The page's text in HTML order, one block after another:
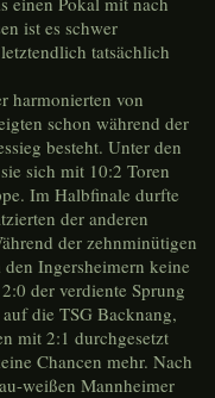
ist es schwer
tatsächlich
harmonierten von
schon während der
besteht. Unter den
sich mit 10:2 Toren
Im Halbfinale durfte
der anderen
der zehnminütigen
Ingersheimern keine
der verdiente Sprung
die TSG Backnang,
mit 2:1 durchgesetzt
Chancen mehr. Nach
weißen Mannheimer